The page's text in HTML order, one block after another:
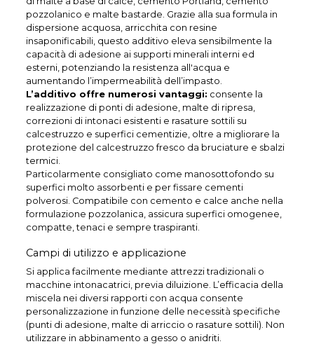
pozzolanico e malte bastarde. Grazie alla sua formula in
dispersione acquosa, arricchita con resine
insaponificabili, questo additivo eleva sensibilmente la
capacità di adesione ai supporti minerali interni ed
esterni, potenziando la resistenza all'acqua e
aumentando l’impermeabilità dell’impasto.
L’additivo offre numerosi vantaggi: consente la
realizzazione di ponti di adesione, malte di ripresa,
correzioni di intonaci esistenti e rasature sottili su
calcestruzzo e superfici cementizie, oltre a migliorare la
protezione del calcestruzzo fresco da bruciature e sbalzi
termici.
Particolarmente consigliato come manosottofondo su
superfici molto assorbenti e per fissare cementi
polverosi. Compatibile con cemento e calce anche nella
formulazione pozzolanica, assicura superfici omogenee,
compatte, tenaci e sempre traspiranti.
Campi di utilizzo e applicazione
Si applica facilmente mediante attrezzi tradizionali o
macchine intonacatrici, previa diluizione. L’efficacia della
miscela nei diversi rapporti con acqua consente
personalizzazione in funzione delle necessità specifiche
(punti di adesione, malte di arriccio o rasature sottili). Non
utilizzare in abbinamento a gesso o anidriti.